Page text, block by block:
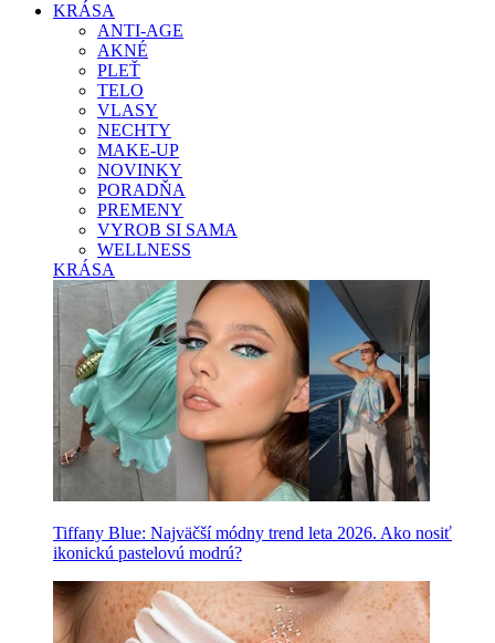
KRÁSA
ANTI-AGE
AKNÉ
PLEŤ
TELO
VLASY
NECHTY
MAKE-UP
NOVINKY
PORADŇA
PREMENY
VYROB SI SAMA
WELLNESS
KRÁSA
Tiffany Blue: Najväčší módny trend leta 2026. Ako nosiť
ikonickú pastelovú modrú?